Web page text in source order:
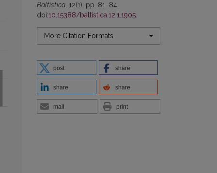
Baltistica , 12(1), pp. 81–84.
doi:10.15388/baltistica.12.1.1905
More Citation Formats
post share
share share
mail print